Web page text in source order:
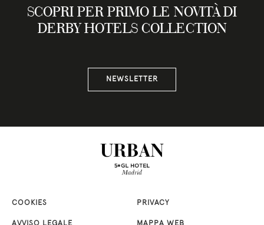
SCOPRI PER PRIMO LE NOVITÀ DI
DERBY HOTELS COLLECTION
NEWSLETTER
COOKIES PRIVACY